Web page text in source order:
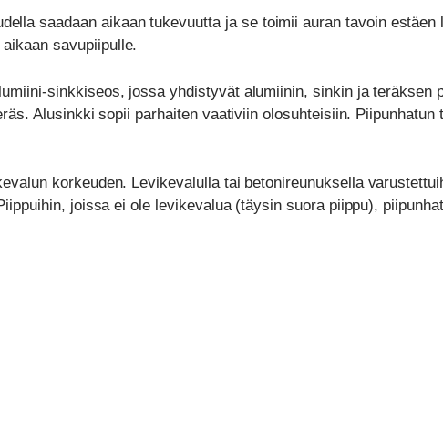
saadaan aikaan tukevuutta ja se toimii auran tavoin estäen
savupiipulle.
sinkkiseos, jossa yhdistyvät alumiinin, sinkin ja teräksen
Alusinkki sopii parhaiten vaativiin olosuhteisiin. Piipunhatun
korkeuden. Levikevalulla tai betonireunuksella
joissa ei ole levikevalua (täysin suora piippu),